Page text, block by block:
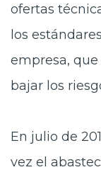
ofertas
los
empresa,
bajar los
En julio de
vez el